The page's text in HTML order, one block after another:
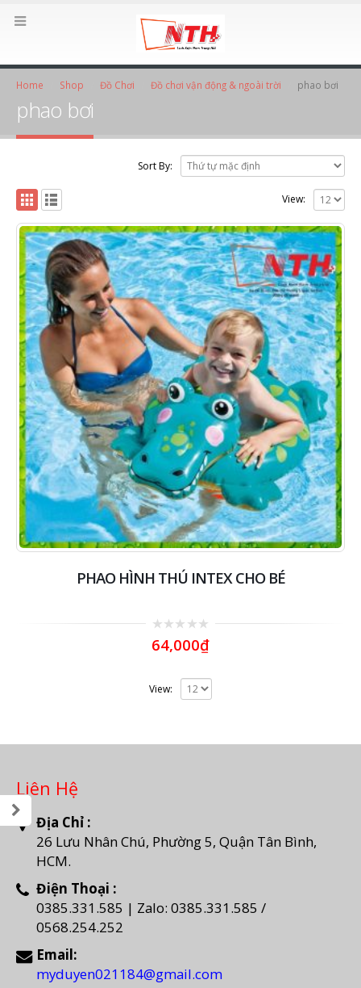
Home Shop Đồ Chơi Đồ chơi vận động & ngoài trời phao bơi
phao bơi
Sort By:
View:
PHAO HÌNH THÚ INTEX CHO BÉ
out
64,000₫
View:
Liên Hệ
Địa Chỉ :
26 Lưu Nhân Chú, Phường 5, Quận Tân Bình,
HCM.
Điện Thoại :
0385.331.585 | Zalo: 0385.331.585 /
0568.254.252
Email:
myduyen021184@gmail.com